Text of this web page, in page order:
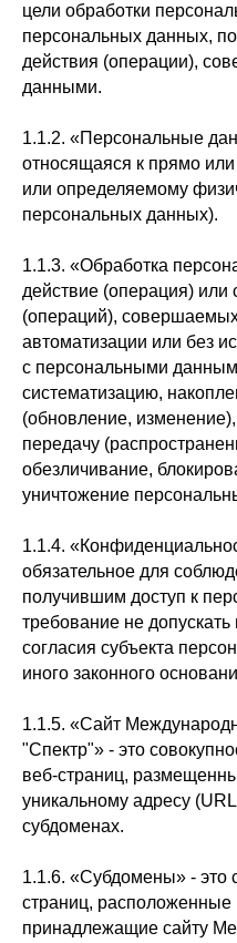
цели обработки
персональных данных,
действия (операции),
данными.
1.1.2. «Персональные
относящаяся к прямо
или определяемому
персональных данных).
1.1.3. «Обработка
действие (операция) или
(операций),
автоматизации или без
с персональными
систематизацию,
(обновление,
передачу
обезличивание,
уничтожение
1.1.4.
обязательное для
получившим доступ к
требование не
согласия субъекта
иного законного
1.1.5. «Сайт
"Спектр"» - это
веб-страниц,
уникальному адресу
субдоменах.
1.1.6. «Субдомены» - это
страниц, расположенные
принадлежащие сайту